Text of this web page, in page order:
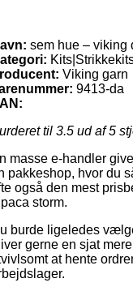
sem hue – viking
Viking garn
9413-da
til 3.5 ud af 5
masse e-handler
pakkeshop, hvor du
også den mest
storm.
burde ligeledes
gerne en sjat
at hente